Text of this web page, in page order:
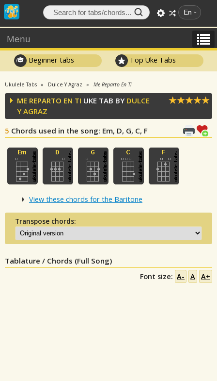
En
Menu
Beginner tabs Top Uke Tabs
Ukulele Tabs Dulce Y Agraz Me Reparto En Ti
ME REPARTO EN TI UKE TAB BY DULCE
Y AGRAZ
5 Chords used in the song: Em, D, G, C, F
View these chords for the Baritone
Transpose chords:
Tablature / Chords (Full Song)
Font size: A- A A+